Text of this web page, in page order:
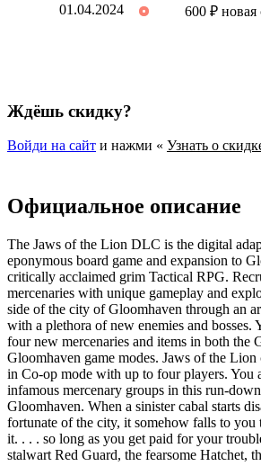
01.04.2024 600 ₽
Ждёшь скидку?
Войди на сайт и нажми « Узнать о
Официальное описание
The Jaws of the Lion DLC is the digital
eponymous board game and expansion to
critically acclaimed grim Tactical RPG.
mercenaries with unique gameplay and
side of the city of Gloomhaven through an
with a plethora of new enemies and bosses.
four new mercenaries and items in both the
Gloomhaven game modes. Jaws of the
in Co-op mode with up to four players. You
infamous mercenary groups in this run-
Gloomhaven. When a sinister cabal starts
fortunate of the city, it somehow falls to you
it. . . . so long as you get paid for your
stalwart Red Guard, the fearsome Hatchet,